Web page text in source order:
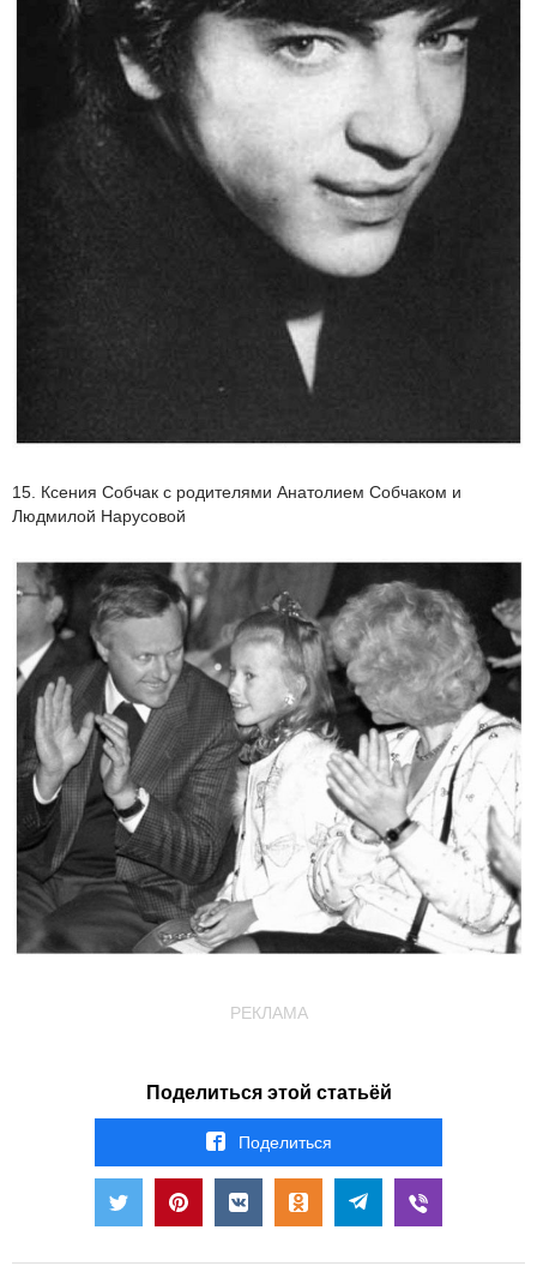
15. Ксения Собчак с родителями Анатолием Собчаком и
Людмилой Нарусовой
РЕКЛАМА
Поделиться этой статьёй
Поделиться